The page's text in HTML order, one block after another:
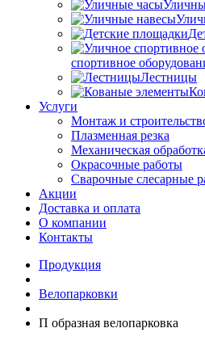
спортивное
Лестницы
Услуги
Монтаж и
Плазменная резка
Механическая
Окрасочные работы
Сварочные слесарные
Акции
Доставка и оплата
О компании
Контакты
Продукция
Велопарковки
П образная велопарковка